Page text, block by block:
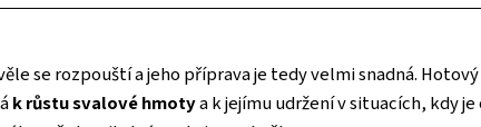
se rozpouští a jeho příprava je tedy velmi snadná.
k růstu svalové hmotya k jejímu udržení v situacích, kdy